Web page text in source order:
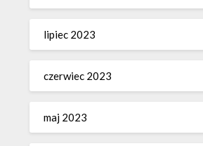
lipiec 2023
czerwiec 2023
maj 2023